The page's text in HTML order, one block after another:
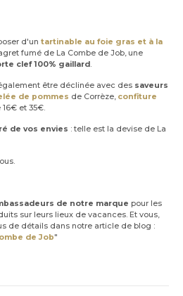
d'un tartinable au foie gras et à la
fumé de La Combe de Job, une
clef 100% gaillard.
être déclinée avec des saveurs
de pommes de Corrèze, confiture
16€ et 35€.
de vos envies : telle est la devise de La
de notre marque pour les
sur leurs lieux de vacances. Et vous,
de détails dans notre article de blog :
de Job"